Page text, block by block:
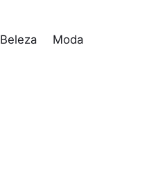
Beleza Moda